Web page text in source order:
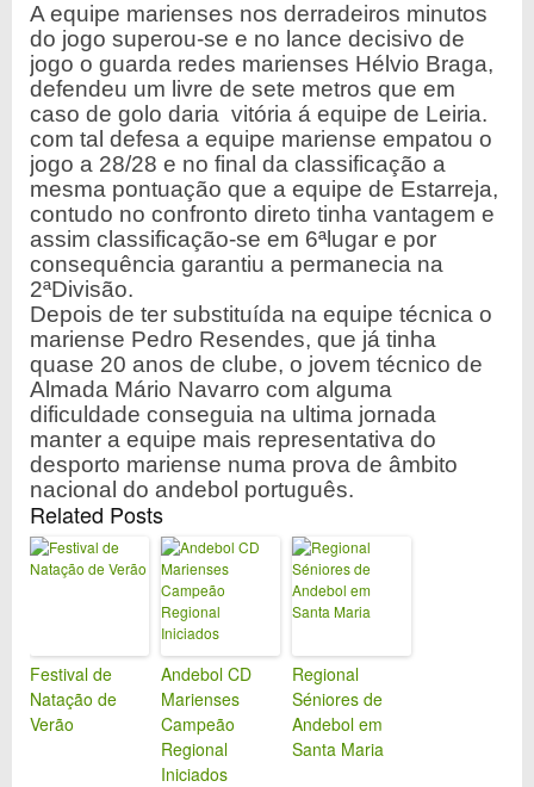
A equipe marienses nos derradeiros minutos
do jogo superou-se e no lance decisivo de
jogo o guarda redes marienses Hélvio Braga,
defendeu um livre de sete metros que em
caso de golo daria vitória á equipe de Leiria.
com tal defesa a equipe mariense empatou o
jogo a 28/28 e no final da classificação a
mesma pontuação que a equipe de Estarreja,
contudo no confronto direto tinha vantagem e
assim classificação-se em 6ªlugar e por
consequência garantiu a permanecia na
2ªDivisão.
Depois de ter substituída na equipe técnica o
mariense Pedro Resendes, que já tinha
quase 20 anos de clube, o jovem técnico de
Almada Mário Navarro com alguma
dificuldade conseguia na ultima jornada
manter a equipe mais representativa do
desporto mariense numa prova de âmbito
nacional do andebol português.
Related Posts
Festival de
Natação de
Verão
Andebol CD
Marienses
Campeão
Regional
Iniciados
Regional
Séniores de
Andebol em
Santa Maria